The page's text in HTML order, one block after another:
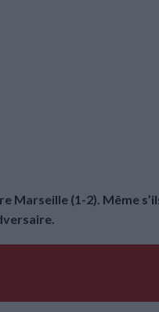
Marseille (1-2). Même